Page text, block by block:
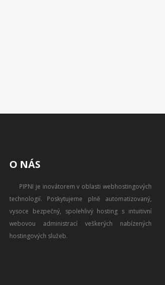
O NÁS
PIPNI je inovátorem v oblasti webhostingových
technologií. Poskytujeme plně automatizovaný,
vysoce bezpečný, spolehlivý hosting s intuitivní
webovou administrací veškerých nabízených
hostingových služeb.